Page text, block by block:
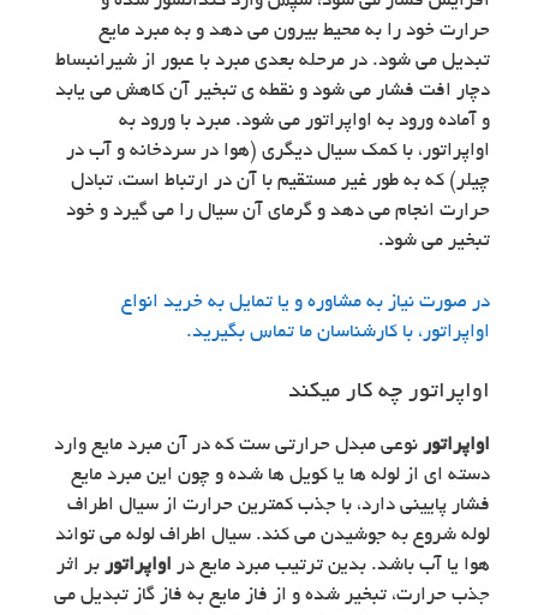
حرارت خود را به محیط بیرون می دهد و به مبرد مایع
تبدیل می شود. در مرحله بعدی مبرد با عبور از شیرانبساط
دچار افت فشار می شود و نقطه ی تبخیر آن کاهش می یابد
و آماده ورود به اواپراتور می شود. مبرد با ورود به
اواپراتور، با کمک سیال دیگری (هوا در سردخانه و آب در
چیلر) که به طور غیر مستقیم با آن در ارتباط است، تبادل
حرارت انجام می دهد و گرمای آن سیال را می گیرد و خود
تبخیر می شود.
در صورت نیاز به مشاوره و یا تمایل به خرید انواع
اواپراتور، با کارشناسان ما تماس بگیرید.
اواپراتور چه کار میکند
اواپراتور نوعی مبدل حرارتی ست که در آن مبرد مایع وارد
دسته ای از لوله ها یا کویل ها شده و چون این مبرد مایع
فشار پایینی دارد، با جذب کمترین حرارت از سیال اطراف
لوله شروع به جوشیدن می کند. سیال اطراف لوله می تواند
هوا یا آب باشد. بدین ترتیب مبرد مایع در اواپراتور بر اثر
جذب حرارت، تبخیر شده و از فاز مایع به فاز گاز تبدیل می